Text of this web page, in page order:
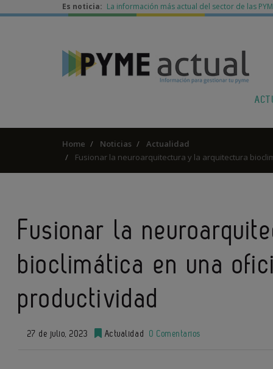
Es noticia: La información más actual del sector de las
Home Noticias
Actualidad
Fusionar la neuroarquitectura y la arquitectura
Fusionar la
bioclimática en una
productividad
27 de julio, 2023 Actualidad 0 Comentarios